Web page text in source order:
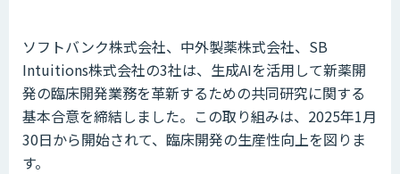
ソフトバンク株式会社、中外製薬株式会社、SB
Intuitions株式会社の3社は、生成AIを活用して新薬開
発の臨床開発業務を革新するための共同研究に関する
基本合意を締結しました。この取り組みは、2025年1月
30日から開始されて、臨床開発の生産性向上を図りま
す。